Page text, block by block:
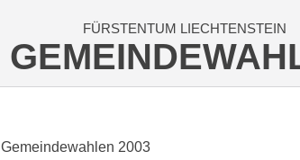
FÜRSTENTUM LIECHTENSTEIN
Gemeindewahlen 2003